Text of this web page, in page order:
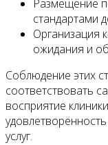
Размещение
стандартами
Организация
ожидания и
Соблюдение этих
соответствовать
восприятие
услуг.